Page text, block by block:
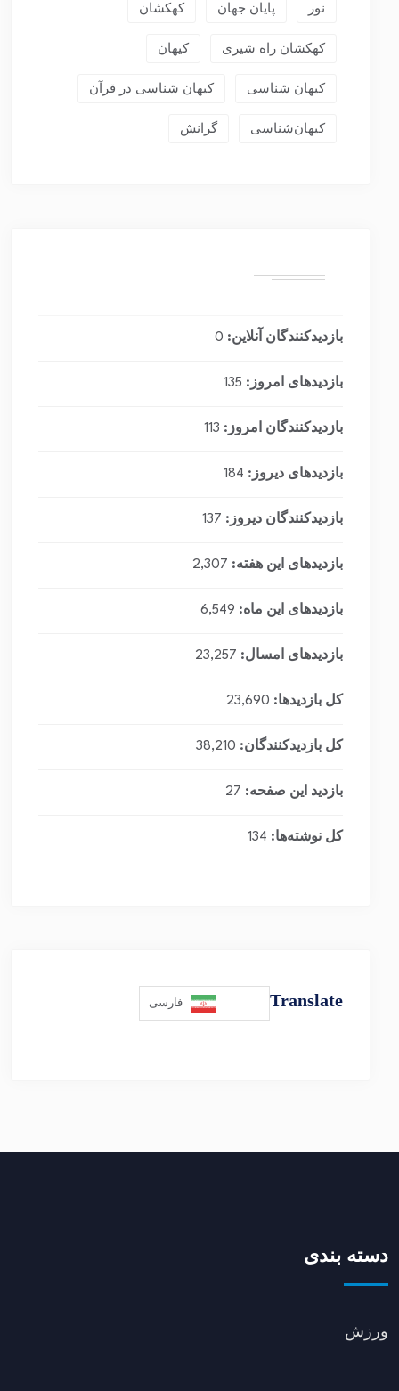
نور پایان جهان کهکشان
کهکشان راه شیری کیهان
کیهان شناسی کیهان شناسی در قرآن
کیهان‌شناسی گرانش
بازدیدکنندگان آنلاین: 0
بازدیدهای امروز: 135
بازدیدکنندگان امروز: 113
بازدیدهای دیروز: 184
بازدیدکنندگان دیروز: 137
بازدیدهای این هفته: 2,307
بازدیدهای این ماه: 6,549
بازدیدهای امسال: 23,257
کل بازدیدها: 23,690
کل بازدیدکنند‌گان: 38,210
بازدید این صفحه: 27
کل نوشته‌ها: 134
Translate فارسی
دسته بندی
ورزش